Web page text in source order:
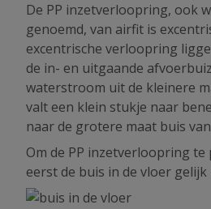
De PP inzetverloopring, ook
genoemd, van airfit is
excentrische verloopring
de in- en uitgaande
waterstroom uit de kleinere
valt een klein stukje naar
naar de grotere maat buis
Om de PP inzetverloopring te
eerst de buis in de vloer gelijk